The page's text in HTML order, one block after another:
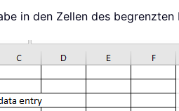
in den Zellen des begrenzten